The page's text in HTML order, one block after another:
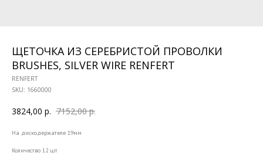
ЩЕТОЧКА ИЗ СЕРЕБРИСТОЙ ПРОВОЛКИ
BRUSHES, SILVER WIRE RENFERT
RENFERT
SKU: 1660000
3824,00 р. 7152,00 р.
На дискодержателе 19мм
Количество 12 шт